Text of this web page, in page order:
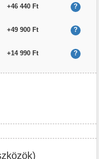
+46 440 Ft ?
+49 900 Ft ?
+14 990 Ft ?